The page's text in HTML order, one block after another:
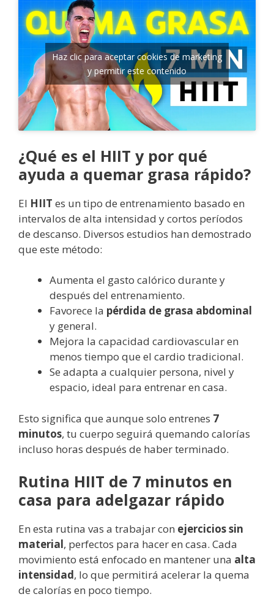
Haz clic para aceptar cookies de marketing
y permitir este contenido
¿Qué es el HIIT y por qué
ayuda a quemar grasa rápido?
El HIIT es un tipo de entrenamiento basado en
intervalos de alta intensidad y cortos períodos
de descanso. Diversos estudios han demostrado
que este método:
Aumenta el gasto calórico durante y
después del entrenamiento.
Favorece la pérdida de grasa abdominal
y general.
Mejora la capacidad cardiovascular en
menos tiempo que el cardio tradicional.
Se adapta a cualquier persona, nivel y
espacio, ideal para entrenar en casa.
Esto significa que aunque solo entrenes 7
minutos, tu cuerpo seguirá quemando calorías
incluso horas después de haber terminado.
Rutina HIIT de 7 minutos en
casa para adelgazar rápido
En esta rutina vas a trabajar con ejercicios sin
material, perfectos para hacer en casa. Cada
movimiento está enfocado en mantener una alta
intensidad, lo que permitirá acelerar la quema
de calorías en poco tiempo.